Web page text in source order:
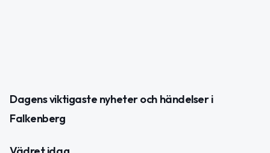
Dagens viktigaste nyheter och händelser i
Falkenberg